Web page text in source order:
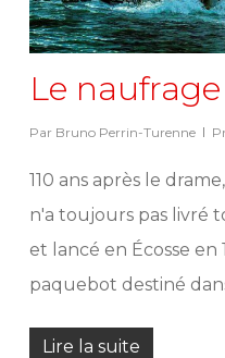
Le
Par Bruno Perrin-Turenne
110 ans après le
n'a toujours pas livré
et lancé en Écosse en
paquebot destiné
Lire la suite